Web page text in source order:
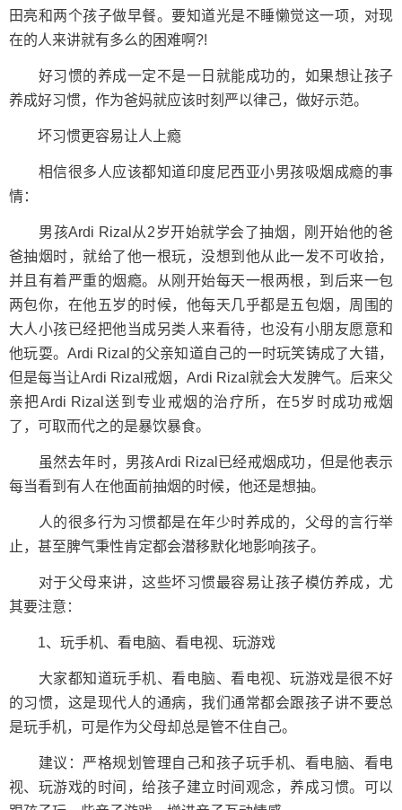
田亮和两个孩子做早餐。要知道光是不睡懒觉这一项，对现
在的人来讲就有多么的困难啊?!
好习惯的养成一定不是一日就能成功的，如果想让孩子
养成好习惯，作为爸妈就应该时刻严以律己，做好示范。
坏习惯更容易让人上瘾
相信很多人应该都知道印度尼西亚小男孩吸烟成瘾的事
情：
男孩Ardi Rizal从2岁开始就学会了抽烟，刚开始他的爸
爸抽烟时，就给了他一根玩，没想到他从此一发不可收拾，
并且有着严重的烟瘾。从刚开始每天一根两根，到后来一包
两包你，在他五岁的时候，他每天几乎都是五包烟，周围的
大人小孩已经把他当成另类人来看待，也没有小朋友愿意和
他玩耍。Ardi Rizal的父亲知道自己的一时玩笑铸成了大错，
但是每当让Ardi Rizal戒烟，Ardi Rizal就会大发脾气。后来父
亲把Ardi Rizal送到专业戒烟的治疗所，在5岁时成功戒烟
了，可取而代之的是暴饮暴食。
虽然去年时，男孩Ardi Rizal已经戒烟成功，但是他表示
每当看到有人在他面前抽烟的时候，他还是想抽。
人的很多行为习惯都是在年少时养成的，父母的言行举
止，甚至脾气秉性肯定都会潜移默化地影响孩子。
对于父母来讲，这些坏习惯最容易让孩子模仿养成，尤
其要注意：
1、玩手机、看电脑、看电视、玩游戏
大家都知道玩手机、看电脑、看电视、玩游戏是很不好
的习惯，这是现代人的通病，我们通常都会跟孩子讲不要总
是玩手机，可是作为父母却总是管不住自己。
建议：严格规划管理自己和孩子玩手机、看电脑、看电
视、玩游戏的时间，给孩子建立时间观念，养成习惯。可以